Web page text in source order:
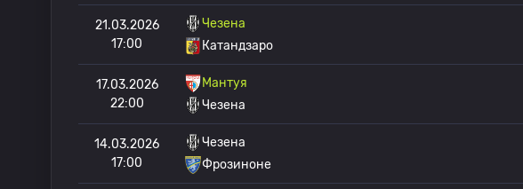
21.03.2026
17:00
Чезена
Катандзаро
17.03.2026
22:00
Мантуя
Чезена
14.03.2026
17:00
Чезена
Фрозиноне